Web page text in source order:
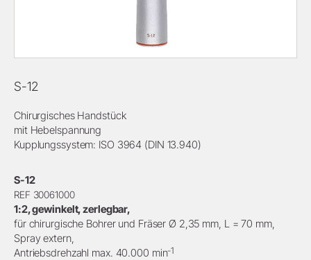
S-12
Chirurgisches Handstück
mit Hebelspannung
Kupplungssystem: ISO 3964 (DIN 13.940)
S-12
REF 30061000
1:2, gewinkelt, zerlegbar,
für chirurgische Bohrer und Fräser Ø 2,35 mm, L = 70 mm,
Spray extern,
Antriebsdrehzahl max. 40.000 min-1